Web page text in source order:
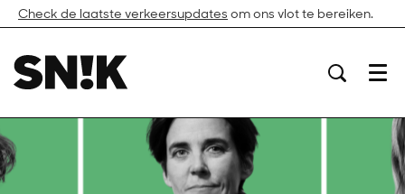
Check de laatste verkeersupdates om ons vlot te bereiken.
Menu